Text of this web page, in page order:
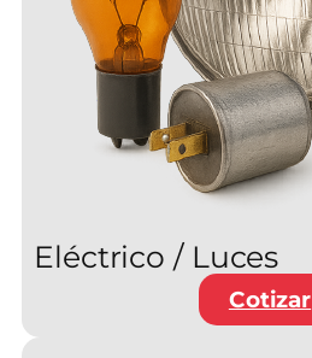
Eléctrico / Luces
Cotizar